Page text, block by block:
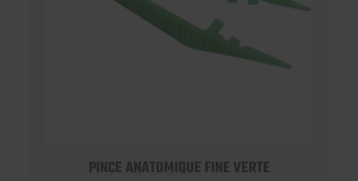
PINCE ANATOMIQUE FINE VERTE